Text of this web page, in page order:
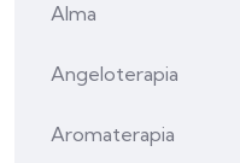
Alma
Angeloterapia
Aromaterapia